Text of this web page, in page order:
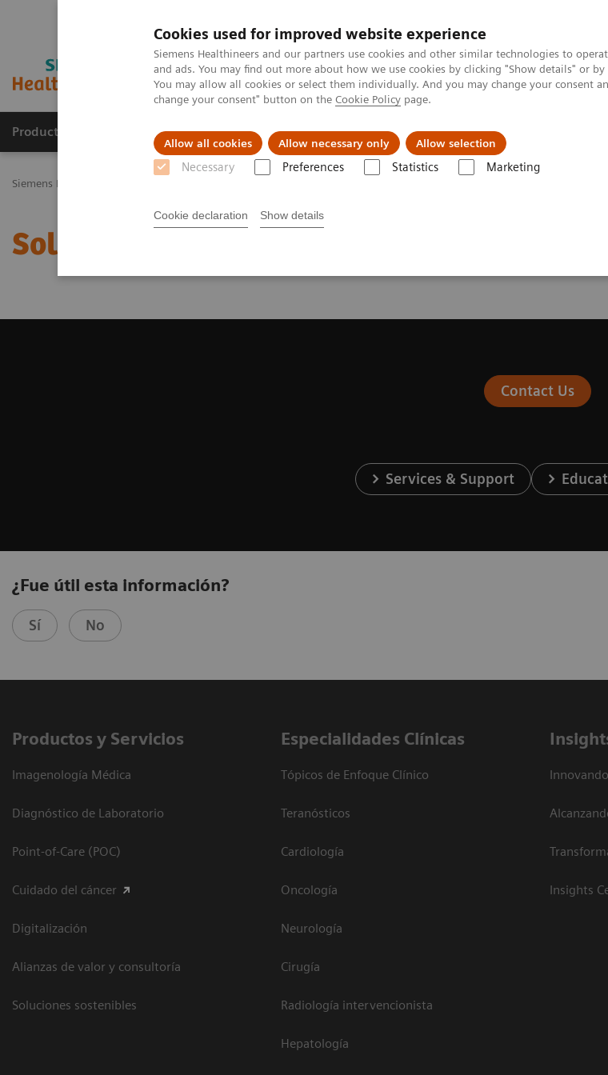
Cookies used for improved website experience
Siemens Healthineers and our partners use cookies and other similar technologies to
and ads. You may find out more about how we use cookies by clicking "Show details" or
You may allow all cookies or select them individually. And you may change your consent
change your consent" button on the Cookie Policy page.
Allow all cookies Allow necessary only Allow selection
Necessary Preferences Statistics Marketing
Cookie declaration Show details
Productos y servicios Especialidades Clínicas Servicios post venta
Siemens Healthineers Latinoamérica
Solicite un Presupuesto
Contact Us
Services & Support
¿Fue útil esta información?
Sí No
Productos y Servicios
Imagenología Médica
Diagnóstico de Laboratorio
Point-of-Care (POC)
Cuidado del cáncer
Digitalización
Alianzas de valor y consultoría
Soluciones sostenibles
Especialidades Clínicas
Tópicos de Enfoque Clínico
Teranósticos
Cardiología
Oncología
Neurología
Cirugía
Radiología intervencionista
Hepatología
Insights